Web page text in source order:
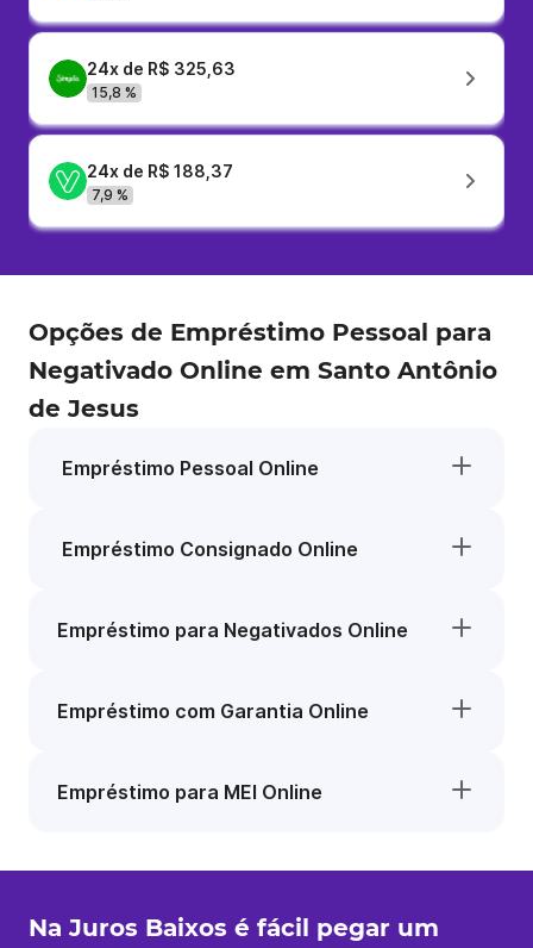
24x de R$ 325,63
15,8 %
24x de R$ 188,37
7,9 %
Opções de Empréstimo Pessoal para
Negativado Online em Santo Antônio
de Jesus
Empréstimo Pessoal Online
Empréstimo Consignado Online
Empréstimo para Negativados Online
Empréstimo com Garantia Online
Empréstimo para MEI Online
Na Juros Baixos é fácil pegar um